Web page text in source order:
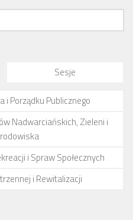
Sesje
Porządku Publicznego
Nadwarciańskich, Zieleni i
i Spraw Społecznych
i Rewitalizacji